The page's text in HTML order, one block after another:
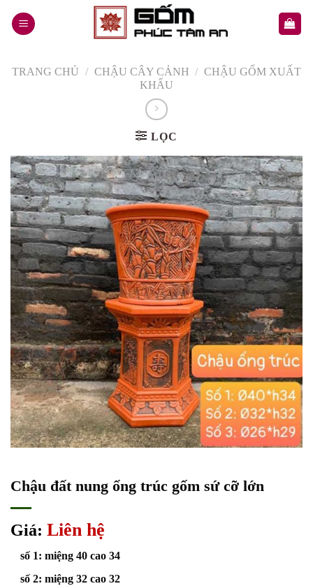
TRANG CHỦ / CHẬU CÂY CẢNH / CHẬU GỐM XUẤT
KHẨU
LỌC
Chậu đất nung ống trúc gốm sứ cỡ lớn
Giá: Liên hệ
số 1: miệng 40 cao 34
số 2: miệng 32 cao 32